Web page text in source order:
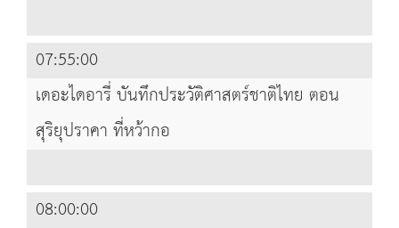
07:55:00
เดอะไดอารี่ บันทึกประวัติศาสตร์ชาติไทย ตอน
สุริยุปราคา ที่หว้ากอ
08:00:00